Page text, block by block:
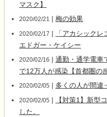
マスク】
2020/02/21 | 梅の効果
2020/02/17 |
「アカシック
エドガー・ケイシー
2020/02/16 | 通勤・通学電車
で12万人が感染【首都圏の
2020/02/05 | 多くの人が間違
2020/02/05 |
【対策1】新型
した。